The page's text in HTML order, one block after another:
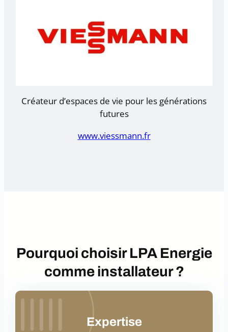
Créateur d’espaces de vie pour les générations
futures
www.viessmann.fr
Pourquoi choisir LPA Energie
comme installateur ?
Expertise